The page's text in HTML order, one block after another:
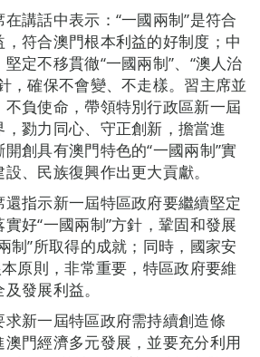
講話中表示：“一國兩制”是符合
符合澳門根本利益的好制度；中
定不移貫徹“一國兩制”、“澳人治
，確保不會變、不走樣。習主席並
負使命，帶領特別行政區新一屆
勠力同心、守正創新，擔當進
創具有澳門特色的“一國兩制”實
、民族復興作出更大貢獻。
指示新一屆特區政府要繼續堅定
好“一國兩制”方針，鞏固和發展
制”所取得的成就；同時，國家安
原則，非常重要，特區政府要維
發展利益。
新一屆特區政府需持續創造條
門經濟多元發展，並要充分利用